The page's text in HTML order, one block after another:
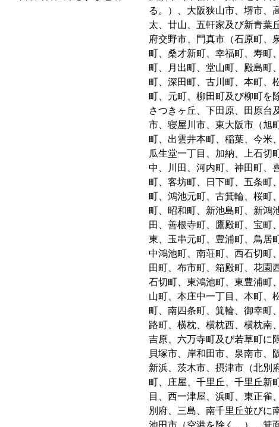
る。）、大阪狭山市、堺市、
太、廿山、五軒家及び新青葉
府交野市、門真市（石原町、
町、桑才新町、幸福町、寿町
町、月出町、堂山町、殿島町
町、深田町、古川町、本町、
町、元町、柳田町及び柳町を
さつきヶ丘、下田原、田原台
市、寝屋川市、東大阪市（旭
町、出雲井本町、稲葉、今米
瓜生堂一丁目、加納、上石切
中、川田、河内町、神田町、
町、客坊町、日下町、五条町
町、鴻池元町、古箕輪、桜町
町、昭和町、新池島町、新鴻
田、善根寺町、鷹殿町、宝町
東、玉串元町、豊浦町、鳥居
中鴻池町、南荘町、西石切町
田町、布市町、箱殿町、花園
石切町、東鴻池町、東豊浦町
山町、本庄中一丁目、本町、
町、南四条町、箕輪、御幸町
路町、横枕、横枕西、横枕南
吉原、六万寺町及び若草町に
貝塚市、岸和田市、泉南市、
新浜、茨木市、摂津市（北別
町、庄屋、千里丘、千里丘新
目、西一津屋、浜町、東正雀
別府、三島、南千里丘並びに
池田市（空港を除く。）、箕